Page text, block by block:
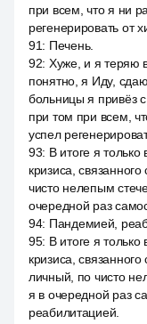
при всем, что я ни
регенерировать от
91: Печень.
92: Хуже, и я теряю
понятно, я Иду,
больницы я привёз
при том при всем,
успел
93: В итоге я
кризиса,
чисто нелепым
очередной раз
94: Пандемией,
95: В итоге я
кризиса,
личный, по чисто
я в очередной раз
реабилитацией.